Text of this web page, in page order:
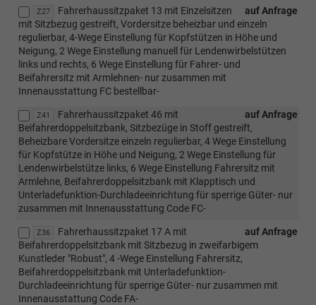
Z27 auf Anfrage
Fahrerhaussitzpaket 13 mit Einzelsitzen
mit Sitzbezug gestreift, Vordersitze beheizbar und einzeln
regulierbar, 4-Wege Einstellung für Kopfstützen in Höhe und
Neigung, 2 Wege Einstellung manuell für Lendenwirbelstützen
links und rechts, 6 Wege Einstellung für Fahrer- und
Beifahrersitz mit Armlehnen- nur zusammen mit
Innenausstattung FC bestellbar-
Z41 auf Anfrage
Fahrerhaussitzpaket 46 mit
Beifahrerdoppelsitzbank, Sitzbezüge in Stoff gestreift,
Beheizbare Vordersitze einzeln regulierbar, 4 Wege Einstellung
für Kopfstütze in Höhe und Neigung, 2 Wege Einstellung für
Lendenwirbelstütze links, 6 Wege Einstellung Fahrersitz mit
Armlehne, Beifahrerdoppelsitzbank mit Klapptisch und
Unterladefunktion-Durchladeeinrichtung für sperrige Güter- nur
zusammen mit Innenausstattung Code FC-
Z36 auf Anfrage
Fahrerhaussitzpaket 17 A mit
Beifahrerdoppelsitzbank mit Sitzbezug in zweifarbigem
Kunstleder "Robust", 4 -Wege Einstellung Fahrersitz,
Beifahrerdoppelsitzbank mit Unterladefunktion-
Durchladeeinrichtung für sperrige Güter- nur zusammen mit
Innenausstattung Code FA-